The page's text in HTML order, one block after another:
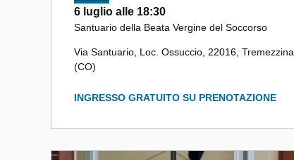
6 luglio alle 18:30
Santuario della Beata Vergine del Soccorso
Via Santuario, Loc. Ossuccio, 22016, Tremezzina
(CO)
INGRESSO GRATUITO SU PRENOTAZIONE